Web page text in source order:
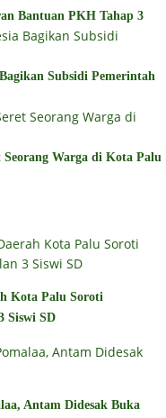
Bantuan PKH Tahap 3
Subsidi Pemerintah
Warga di Kota Palu
Kota Palu Soroti
Siswi SD
Antam Didesak Buka